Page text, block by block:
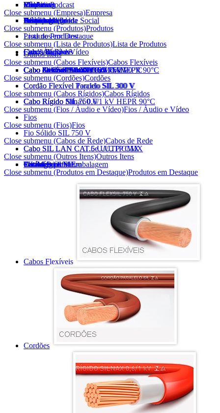
Empresa
Produtos
Vendas
Marketing
Vídeo e Podcast
SIL News
Eletricista
Contato
Close submenu (Empresa)Empresa
Histórico
Tecnologia
Certificados
Homologações
Política Integrada
Prêmios
Responsabilidade Social
Sustentabilidade
Alianças
Close submenu (Produtos)Produtos
Lista de Produtos
Produtos em Destaque
Close submenu (Lista de Produtos)Lista de Produtos
Cabos Flexíveis
Cordões
Cabos Rígidos
Fios / Áudio e Vídeo
Cabos de Rede
Outros Itens
Close submenu (Cabos Flexíveis)Cabos Flexíveis
Cabo FlexSil 750 V
Cabo Flexível AtoxSil
Cabo Flexível AtoxSil 0,6/1 kV 90 °C
Cabo AtoxSil Solar 1,8 kV C.C.
Cabo Flexível Silnax 0,6/1 kV HEPR 90°C
Cabo Silflex PP 500 V
Cabo Solda SIL 100 V
Cabo de Controle SIL 1 kV
Cabo de Controle BFC SIL 1 kV
Cabo Flexível AtoxSil Eco 750 V
Close submenu (Cordões)Cordões
Cordão Flexível Paralelo SIL 300 V
Cordão Flexível Torcido SIL 300 V
Close submenu (Cabos Rígidos)Cabos Rígidos
Cabo Rígido SIL 750 V
Cabo Rígido Silnax 0,6/1 kV HEPR 90°C
Cabo Rígido Nú
Close submenu (Fios / Áudio e Vídeo)Fios / Áudio e Vídeo
Fios
Close submenu (Fios)Fios
Fio Sólido SIL 750 V
Close submenu (Cabos de Rede)Cabos de Rede
Cabo SIL LAN CAT.5e U/UTP CMX
Cabo SIL LAN CAT.6 U/UTP CMX
Close submenu (Outros Itens)Outros Itens
Outros Itens
Carretéis
Pocket Pack SIL
SIL Metro a Metro
Tecnologia em Embalagem
Catálogo Online
Catálogo pdf
Close submenu (Produtos em Destaque)Produtos em Destaque
Cabos Flexíveis
Cordões